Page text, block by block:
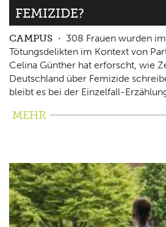
FEMIZIDE?
CAMPUS
308 Frauen wurden
Tötungsdelikten im Kontext von
Celina Günther hat erforscht, wie
Deutschland über Femizide
bleibt es bei der Einzelfall-
MEHR